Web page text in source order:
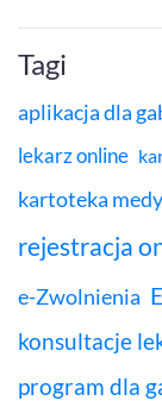
Tagi
aplikacja dla
lekarz online
kartoteka
rejestracja
e-Zwolnienia
konsultacje
program dla